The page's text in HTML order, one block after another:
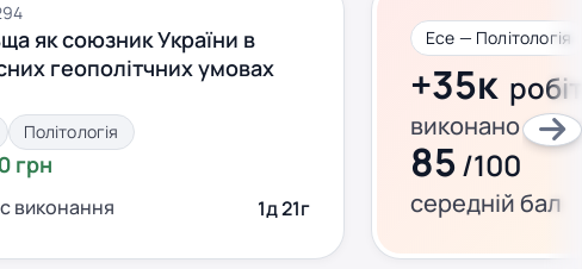
як союзник України в
геополітчних умовах
Політологія
грн
виконання 1д 21г
Есе — Політологія
+35к
виконано за
85/100
середній бал